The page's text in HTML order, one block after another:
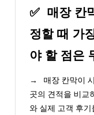
✅ 매장 칸
정할 때 가
야 할 점은
→
매장 칸막이
곳의 견적을 비교
와 실제 고객 후기